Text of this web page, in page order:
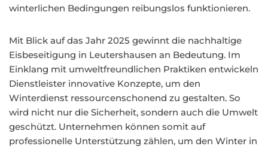
winterlichen Bedingungen reibungslos funktionieren.
Mit Blick auf das Jahr 2025 gewinnt die nachhaltige
Eisbeseitigung in Leutershausen an Bedeutung. Im
Einklang mit umweltfreundlichen Praktiken entwickeln
Dienstleister innovative Konzepte, um den
Winterdienst ressourcenschonend zu gestalten. So
wird nicht nur die Sicherheit, sondern auch die Umwelt
geschützt. Unternehmen können somit auf
professionelle Unterstützung zählen, um den Winter in